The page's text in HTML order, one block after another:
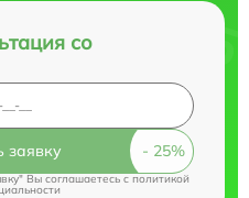
со
заявку
Вы соглашаетесь cполитикой